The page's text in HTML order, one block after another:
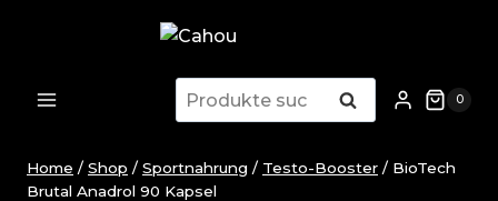
Suche
nach:
Suche 0
Home / Shop / Sportnahrung / Testo-Booster / BioTech
Brutal Anadrol 90 Kapsel